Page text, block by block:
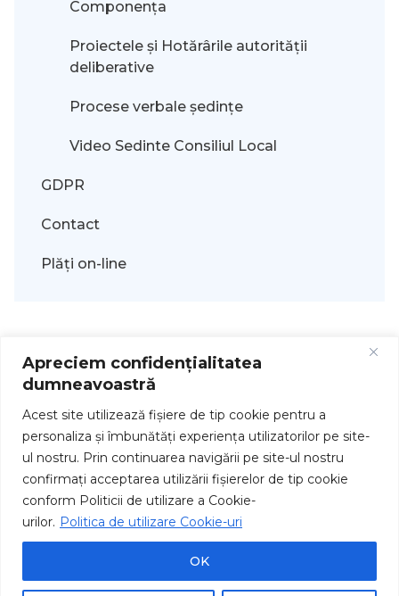
Apreciem confidențialitatea
dumneavoastră
Acest site utilizează fişiere de tip cookie pentru a
personaliza și îmbunătăți experiența utilizatorilor pe site-
ul nostru. Prin continuarea navigării pe site-ul nostru
confirmați acceptarea utilizării fişierelor de tip cookie
conform Politicii de utilizare a Cookie-
urilor. Politica de utilizare Cookie-uri
OK
Componența
Proiectele și Hotărârile autorității
deliberative
Procese verbale ședințe
Video Sedinte Consiliul Local
GDPR
Contact
Plăți on-line
Drepturi de autor © 2026